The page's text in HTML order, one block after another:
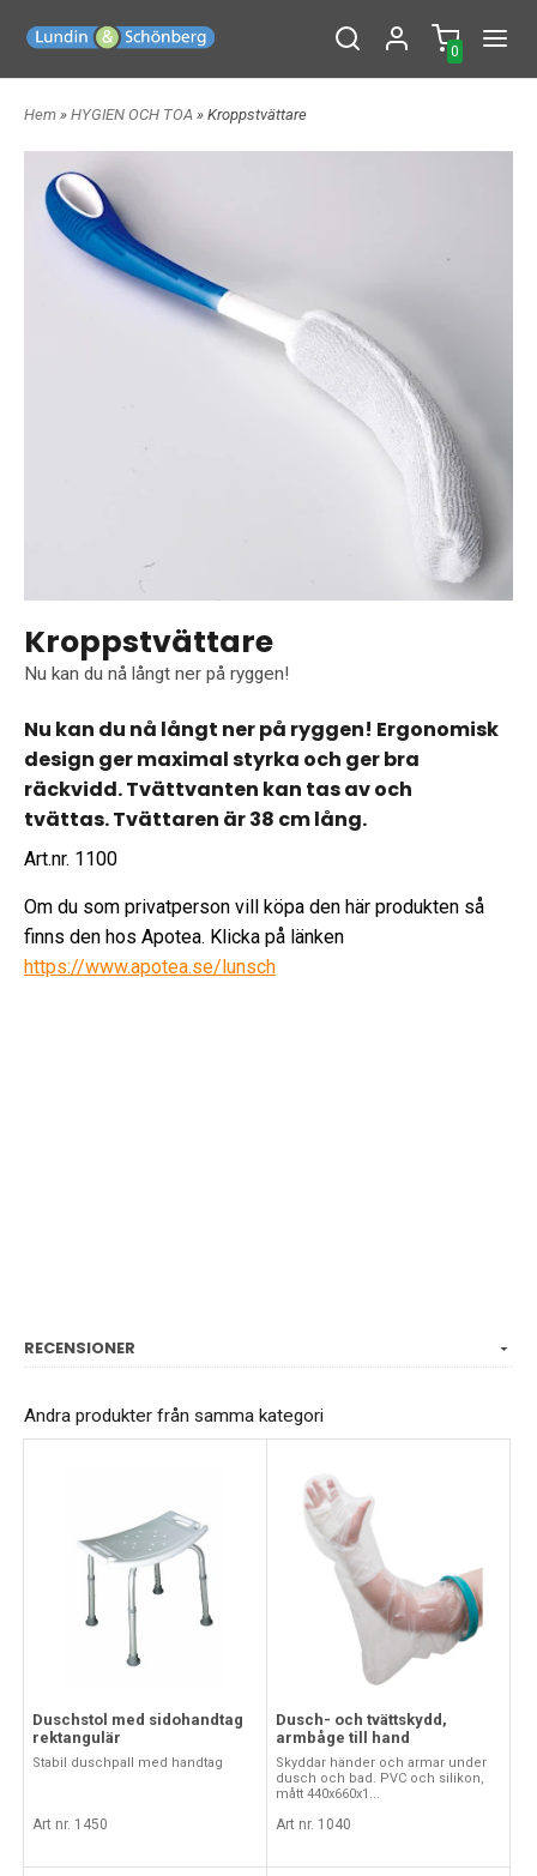
0
Hem » HYGIEN OCH TOA » Kroppstvättare
Kroppstvättare
Nu kan du nå långt ner på ryggen!
Nu kan du nå långt ner på ryggen! Ergonomisk
design ger maximal styrka och ger bra
räckvidd. Tvättvanten kan tas av och
tvättas. Tvättaren är 38 cm lång.
Art.nr. 1100
Om du som privatperson vill köpa den här produkten så
finns den hos Apotea. Klicka på länken
https://www.apotea.se/lunsch
RECENSIONER
Andra produkter från samma kategori
Duschstol med sidohandtag
rektangulär
Stabil duschpall med handtag
Art nr. 1450
Dusch- och tvättskydd,
armbåge till hand
Skyddar händer och armar under
dusch och bad. PVC och silikon,
mått 440x660x1...
Art nr. 1040